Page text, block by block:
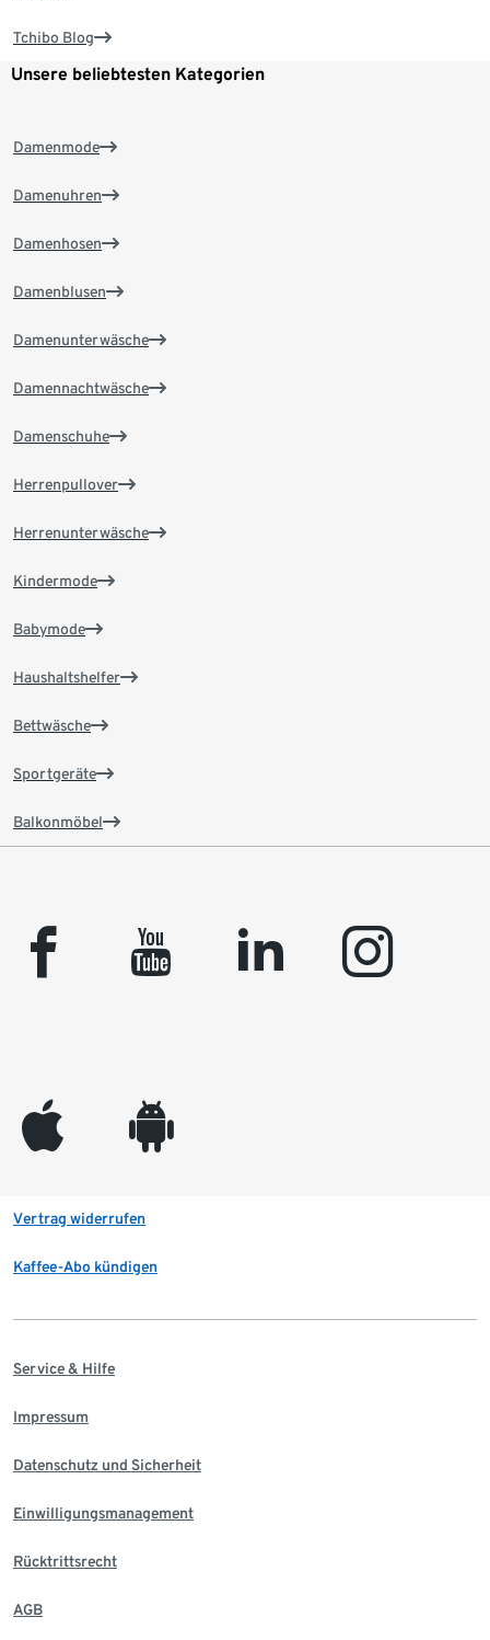
Tchibo Blog
Unsere beliebtesten Kategorien
Damenmode
Damenuhren
Damenhosen
Damenblusen
Damenunterwäsche
Damennachtwäsche
Damenschuhe
Herrenpullover
Herrenunterwäsche
Kindermode
Babymode
Haushaltshelfer
Bettwäsche
Sportgeräte
Balkonmöbel
facebook youtube linkedin instagram
appleinc android
Vertrag widerrufen
Kaffee-Abo kündigen
Service & Hilfe
Impressum
Datenschutz und Sicherheit
Einwilligungsmanagement
Rücktrittsrecht
AGB